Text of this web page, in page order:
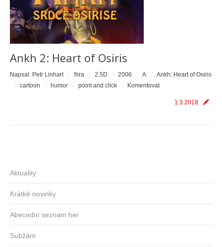
Ankh 2: Heart of Osiris
Napsal: Petr Linhart !hra 2.5D 2006 A
Ankh: Heart of Osiris
cartoon
humor point and click Komentovat
1.3.2018
Aktuality
Krátké novinky
Abecední seznam her
Subžánr